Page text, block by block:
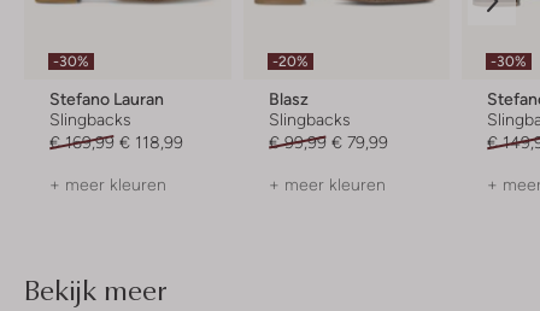
-30%
Stefano Lauran
Slingbacks
€ 169,99 € 118,99
+ meer kleuren
-20%
Blasz
Slingbacks
€ 99,99 € 79,99
+ meer kleuren
-30%
€
+
Bekijk meer